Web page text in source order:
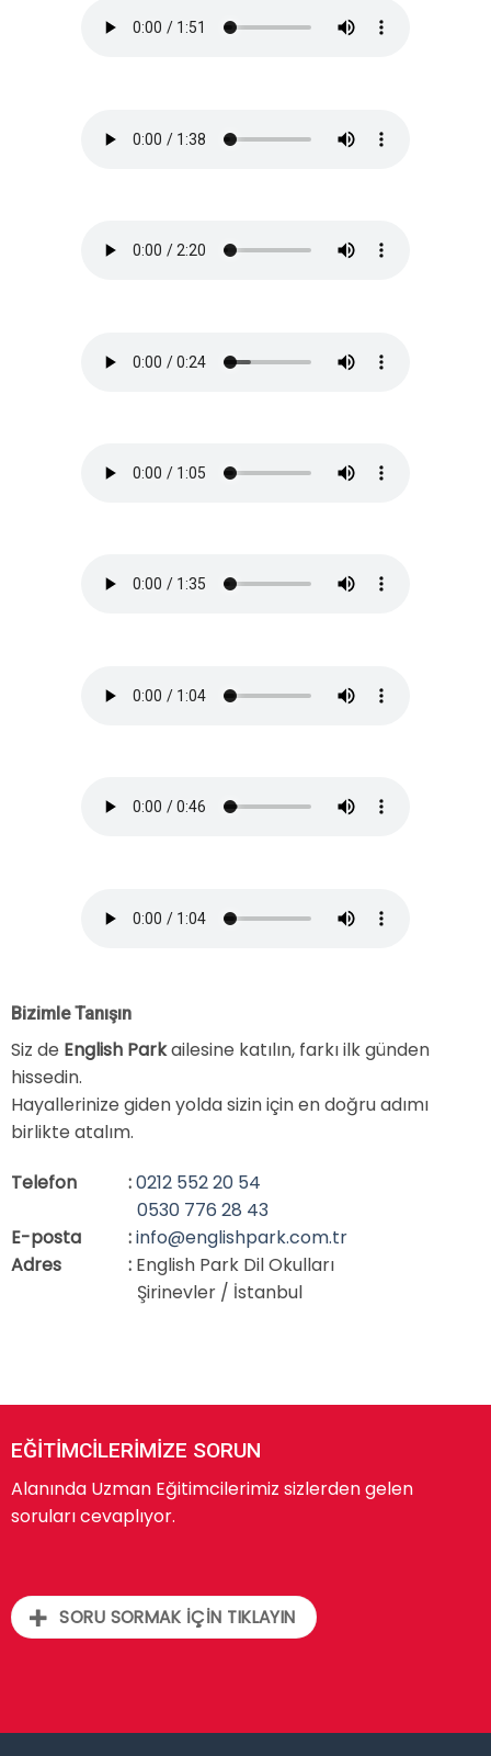
Bizimle Tanışın
Siz de English Parkailesine katılın, farkı ilk günden
hissedin.
Hayallerinize giden yolda sizin için en doğru adımı
birlikte atalım.
Telefon
E-posta
Adres
:0212 552 20 54
0530 776 28 43
:info@englishpark.com.tr
: English Park Dil Okulları
Şirinevler / İstanbul
EĞİTİMCİLERİMİZE SORUN
Alanında Uzman Eğitimcilerimiz sizlerden gelen
soruları cevaplıyor.
SORU SORMAK İÇİN TIKLAYIN